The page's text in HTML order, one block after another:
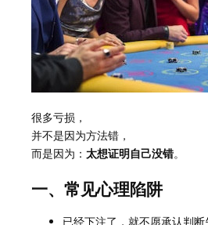
很多亏损，
并不是因为方法错，
而是因为： 太想证明自己没错。
一、常见心理陷阱
已经下注了，就不愿承认判断